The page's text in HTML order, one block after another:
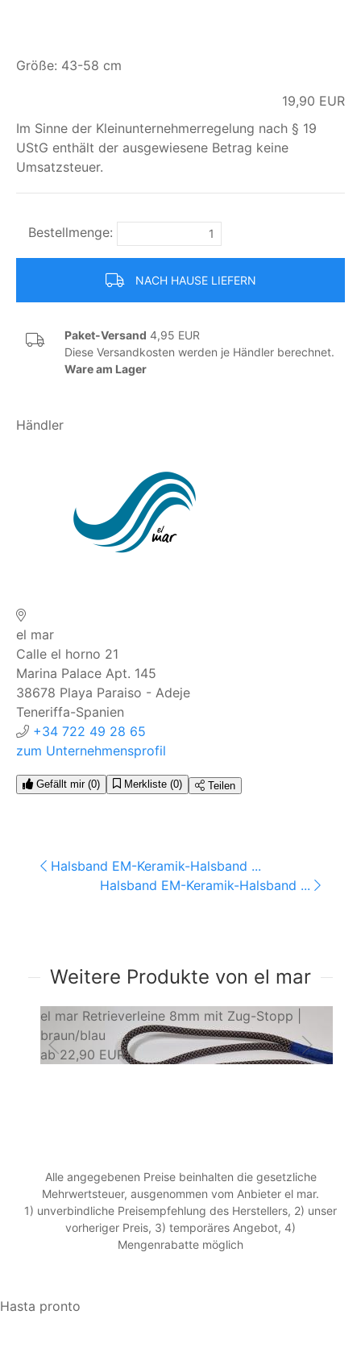
Größe: 43-58 cm
19,90 EUR
Im Sinne der Kleinunternehmerregelung nach § 19
UStG enthält der ausgewiesene Betrag keine
Umsatzsteuer.
Bestellmenge:
NACH HAUSE LIEFERN
Paket-Versand 4,95 EUR
Diese Versandkosten werden je Händler berechnet.
Ware am Lager
Händler
el mar
Calle el horno 21
Marina Palace Apt. 145
38678 Playa Paraiso - Adeje
Teneriffa-Spanien
+34 722 49 28 65
zum Unternehmensprofil
Gefällt mir (0) Merkliste (0) Teilen
Halsband EM-Keramik-Halsband ...
Halsband EM-Keramik-Halsband ...
Weitere Produkte von el mar
el mar Retrieverleine 8mm mit Zug-Stopp |
braun/blau
ab22,90 EUR
Alle angegebenen Preise beinhalten die gesetzliche
Mehrwertsteuer, ausgenommen vom Anbieter el mar.
1) unverbindliche Preisempfehlung des Herstellers, 2) unser
vorheriger Preis, 3) temporäres Angebot, 4)
Mengenrabatte möglich
Hasta pronto